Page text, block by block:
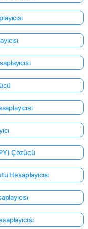
Çözücü
Hesaplayıcısı